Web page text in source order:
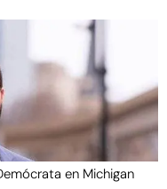
en Michigan